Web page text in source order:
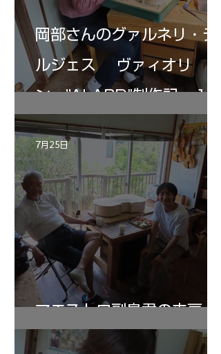
岡部さんのグァルネリ・デ
ルジェス ヴァィオリ
ン ”ALARD"制作記 １2
マエストロ副島君の来房
7月25日